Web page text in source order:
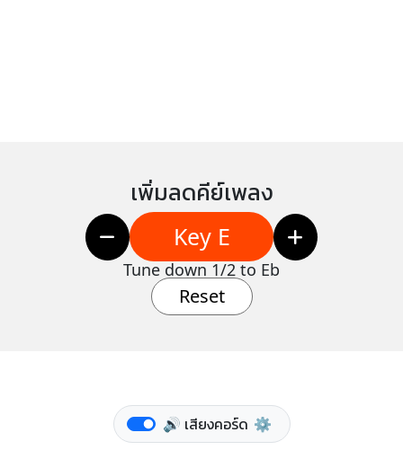
เพิ่มลดคีย์เพลง
Key E
Tune down 1/2 to Eb
Reset
🔊 เสียงคอร์ด ⚙️